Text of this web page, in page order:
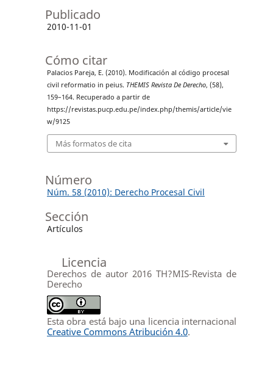
Publicado
2010-11-01
Cómo citar
Palacios Pareja, E. (2010). Modificación al código procesal
civil reformatio in peius. THEMIS Revista De Derecho, (58),
159–164. Recuperado a partir de
https://revistas.pucp.edu.pe/index.php/themis/article/vie
w/9125
Más formatos de cita
Número
Núm. 58 (2010): Derecho Procesal Civil
Sección
Artículos
Licencia
Derechos de autor 2016 TH?MIS-Revista de
Derecho
Esta obra está bajo una licencia internacional
Creative Commons Atribución 4.0.